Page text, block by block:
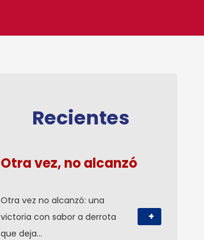
Recientes
Otra vez, no alcanzó
Otra vez no alcanzó: una
victoria con sabor a derrota
que deja…
+